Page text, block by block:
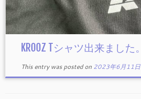
KROOZ Tシャツ出来ました。
This entry was posted on 2023年6月11日